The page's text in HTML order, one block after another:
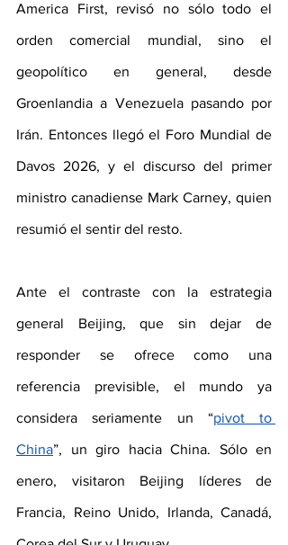
America First, revisó no sólo todo el
orden comercial mundial, sino el
geopolítico en general, desde
Groenlandia a Venezuela pasando por
Irán. Entonces llegó el Foro Mundial de
Davos 2026, y el discurso del primer
ministro canadiense Mark Carney, quien
resumió el sentir del resto.
Ante el contraste con la estrategia
general Beijing, que sin dejar de
responder se ofrece como una
referencia previsible, el mundo ya
considera seriamente un “pivot to
China”, un giro hacia China. Sólo en
enero, visitaron Beijing líderes de
Francia, Reino Unido, Irlanda, Canadá,